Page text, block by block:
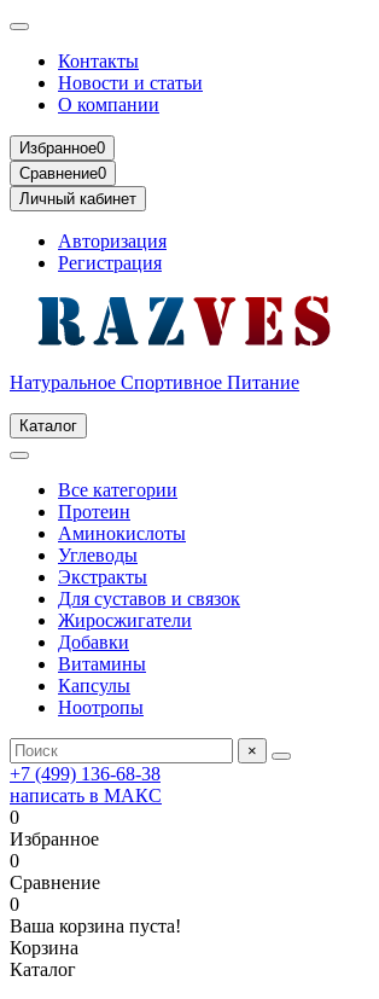
Контакты
Новости и статьи
О компании
Избранное0
Сравнение0
Личный кабинет
Авторизация
Регистрация
Натуральное Спортивное Питание
Каталог
Все категории
Протеин
Аминокислоты
Углеводы
Экстракты
Для суставов и связок
Жиросжигатели
Добавки
Витамины
Капсулы
Ноотропы
×
+7 (499) 136-68-38
написать в МАКС
0
Избранное
0
Сравнение
0
Ваша корзина пуста!
Корзина
Каталог